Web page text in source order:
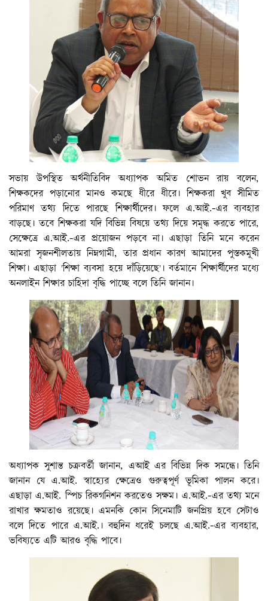
সভায় উপস্থিত অর্থনীতিবিদ অধ্যাপক অমিত শোভন রায় বলেন,
শিক্ষকদের পড়ানোর মানও কমছে ধীরে ধীরে। শিক্ষকরা খুব সীমিত
পরিমাণ তথ্য দিতে পারছে শিক্ষার্থীদের। ফলে এ.আই.-এর ব্যবহার
বাড়ছে। তবে শিক্ষকরা যদি বিভিন্ন বিষয়ে তথ্য দিয়ে সমৃদ্ধ করতে পারে,
সেক্ষেত্রে এ.আই.-এর প্রয়োজন পড়বে না। এছাড়া তিনি মনে করেন
আমরা সৃজনশীলতায় নিম্নগামী, তার প্রধান কারণ আমাদের পুস্তকমুখী
শিক্ষা। এছাড়া 'শিক্ষা ব্যবসা হয়ে দাঁড়িয়েছে'। বর্তমানে শিক্ষার্থীদের মধ্যে
অনলাইন শিক্ষার চাহিদা বৃদ্ধি পাচ্ছে বলে তিনি জানান।
অধ্যাপক সুশান্ত চক্রবর্তী জানান, এআই এর বিভিন্ন দিক সমন্ধে। তিনি
জানান যে এ.আই. স্বাহ্যের ক্ষেত্রেও গুরুত্বপূর্ণ ভূমিকা পালন করে।
এছাড়া এ.আই. স্পিচ রিকগনিশন করতেও সক্ষম। এ.আই.-এর তথ্য মনে
রাখার ক্ষমতাও রয়েছে। এমনকি কোন সিনেমাটি জনপ্রিয় হবে সেটাও
বলে দিতে পারে এ.আই.। বহুদিন ধরেই চলছে এ.আই.-এর ব্যবহার,
ভবিষ্যতে এটি আরও বৃদ্ধি পাবে।